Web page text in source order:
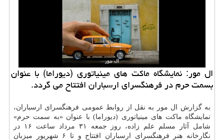
ال مور: نمایشگاه ماکت های مینیاتوری (دیوراما) با عنوان
بسمت حرم در فرهنگسرای ارسباران افتتاح می گردد.
به گزارش ال مور به نقل از روابط عمومی فرهنگسرای ارسباران،
نمایشگاه ماکت های مینیاتوری (دیوراما) با عنوان «به سمت حرم»
شامل آثار مسلم علم زاده، روز جمعه ۳۱ مرداد ساعت ۱۶ در
نگارخانه هنر فرهنگسرای ارسباران افتتاح و تا ۶ شهریور میزبان